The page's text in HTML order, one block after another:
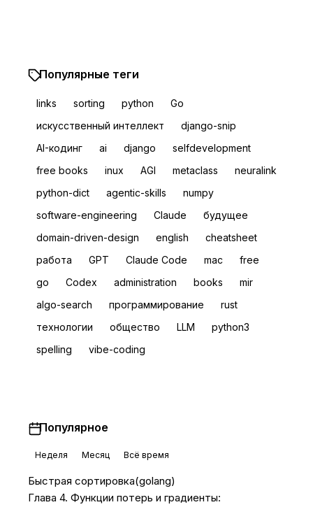
Популярные теги
links sorting python
Go
искусственный интеллект
django-snip
AI-кодинг
ai django
selfdevelopment
free books
inux AGI metaclass
neuralink
python-dict
agentic-skills
numpy
software-engineering
Claude
будущее
domain-driven-design
english
сheatsheet
работа
GPT Claude Code mac
free
go
Codex administration books
mir
algo-search
программирование
rust
технологии
общество LLM
python3
spelling
vibe-coding
Популярное
Неделя Месяц Всё время
Быстрая сортировка(golang)
Глава 4. Функции потерь и градиенты: